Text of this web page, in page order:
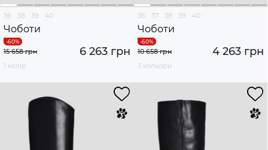
36 38 39 40
Чоботи
6 263 грн
15 658 грн
1 колір
36 37 38 39 40
Чоботи
4 263 грн
10 658 грн
3 кольори